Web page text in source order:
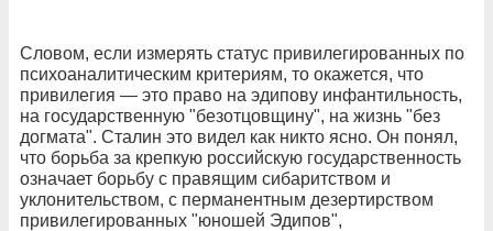
Словом, если измерять статус привилегированных по
психоаналитическим критериям, то окажется, что
привилегия — это право на эдипову инфантильность,
на государственную "безотцовщину", на жизнь "без
догмата". Сталин это видел как никто ясно. Он понял,
что борьба за крепкую российскую государственность
означает борьбу с правящим сибаритством и
уклонительством, с перманентным дезертирством
привилегированных "юношей Эдипов",